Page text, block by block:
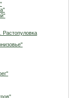
Растопуловка